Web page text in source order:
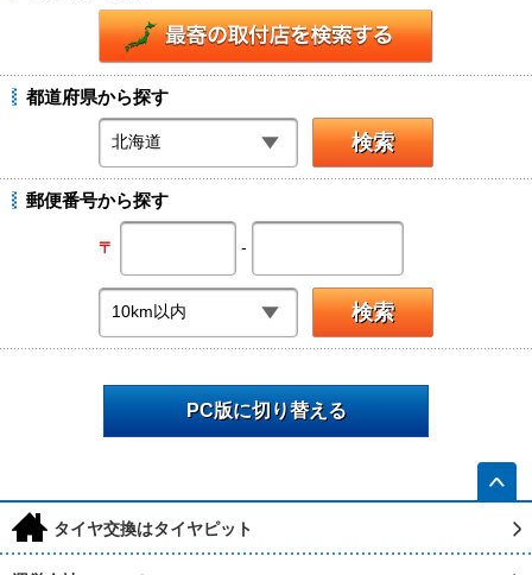
都道府県から探す
郵便番号から探す
〒 -
PC版に切り替える
h タイヤ交換はタイヤピット